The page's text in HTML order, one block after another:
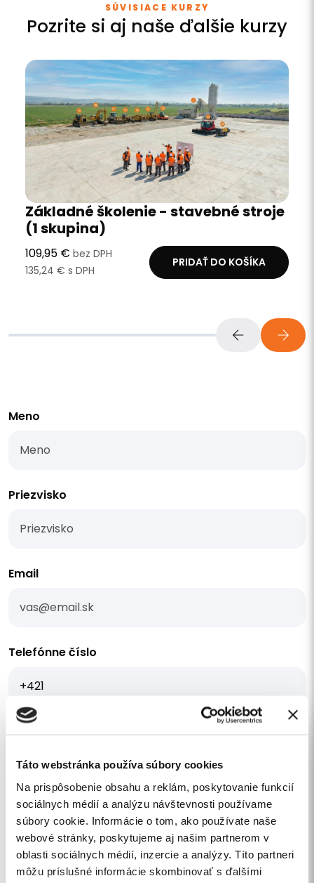
Táto webstránka používa súbory cookies
Na prispôsobenie obsahu a reklám, poskytovanie funkcií
sociálnych médií a analýzu návštevnosti používame
súbory cookie. Informácie o tom, ako používate naše
webové stránky, poskytujeme aj našim partnerom v
oblasti sociálnych médií, inzercie a analýzy. Títo partneri
môžu príslušné informácie skombinovať s ďalšími
SÚVISIACE KURZY
Pozrite si aj naše ďalšie kurzy
Základné školenie - stavebné stroje
(1 skupina)
109,95 € bez DPH
135,24 € s DPH
PRIDAŤ DO KOŠÍKA
Meno
Priezvisko
Email
Telefónne číslo
Vaša správa
Súhlasím sospracovaním osobných údajov